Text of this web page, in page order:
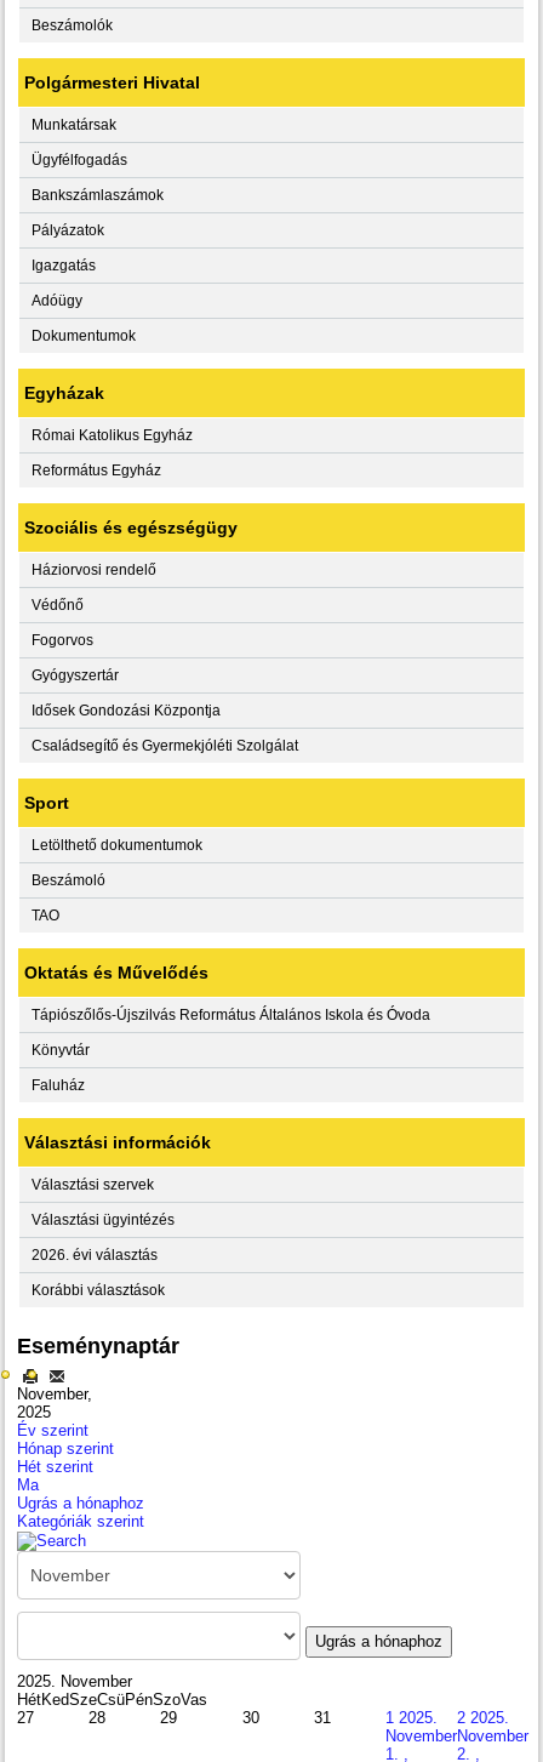
Beszámolók
Polgármesteri Hivatal
Munkatársak
Ügyfélfogadás
Bankszámlaszámok
Pályázatok
Igazgatás
Adóügy
Dokumentumok
Egyházak
Római Katolikus Egyház
Református Egyház
Szociális és egészségügy
Háziorvosi rendelő
Védőnő
Fogorvos
Gyógyszertár
Idősek Gondozási Központja
Családsegítő és Gyermekjóléti Szolgálat
Sport
Letölthető dokumentumok
Beszámoló
TAO
Oktatás és Művelődés
Tápiószőlős-Újszilvás Református Általános Iskola és Óvoda
Könyvtár
Faluház
Választási információk
Választási szervek
Választási ügyintézés
2026. évi választás
Korábbi választások
Eseménynaptár
November,
2025
Év szerint
Hónap szerint
Hét szerint
Ma
Ugrás a hónaphoz
Kategóriák szerint
Ugrás a hónaphoz
2025. November
HétKedSzeCsüPénSzoVas
27
28 29 30 31 1 2025.
November
1. ,
2 2025.
November
2. ,